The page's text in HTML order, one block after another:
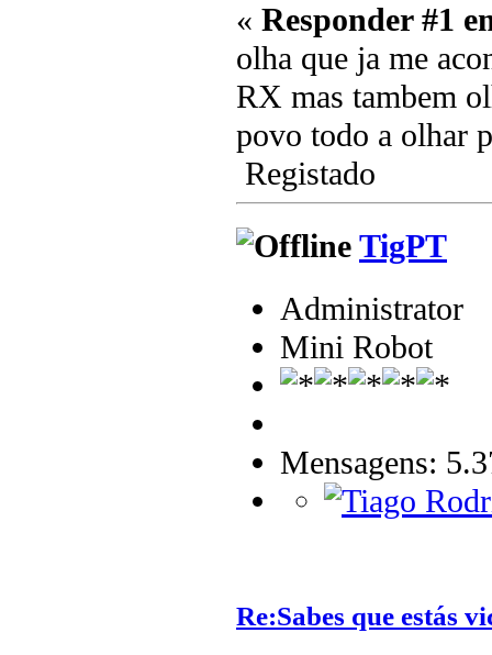
« Responder #1
olha que ja me
RX mas tambem
povo todo a olhar
Registado
TigPT
Administrator
Mini Robot
Mensagens:
Re:Sabes que estás